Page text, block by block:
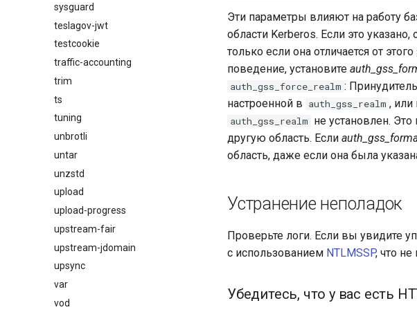
sysguard
teslagov-jwt
testcookie
traffic-accounting
trim
ts
tuning
unbrotli
untar
unzstd
upload
upload-progress
upstream-fair
upstream-jdomain
upsync
var
vod
Эти параметры влияют на работу
области Kerberos. Если это
только если она отличается от
поведение, установите
auth_gss_force_realm :
настроенной в auth_gss_realm , или
auth_gss_realm не установлен.
другую область. Если
область, даже если она была
Устранение неполадок
Проверьте логи. Если вы увидите
с использованием NTLMSSP, что
Убедитесь, что у вас есть